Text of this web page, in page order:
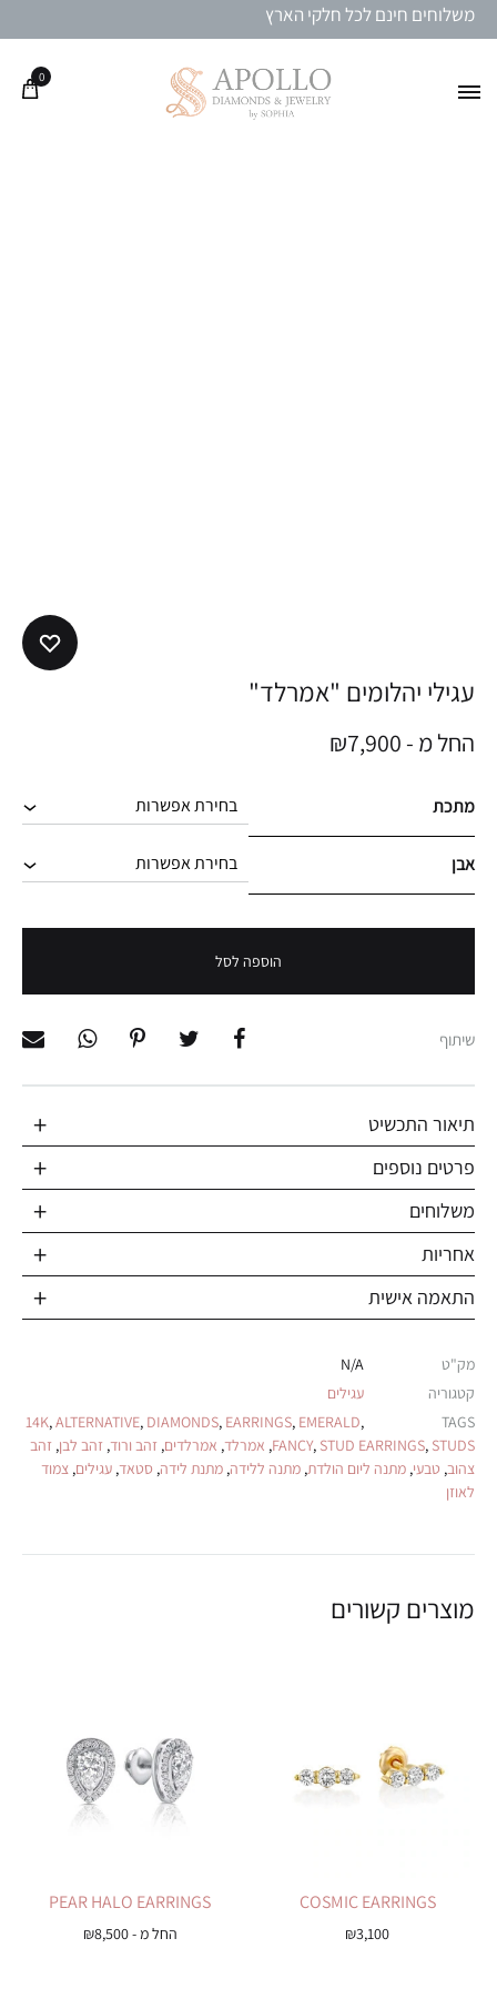
משלוחים חינם לכל חלקי הארץ
0
עגילי יהלומים "אמרלד"
החל מ - ₪7,900
מתכת
אבן
הוספה לסל
שיתוף
תיאור התכשיט
פרטים נוספים
משלוחים
אחריות
התאמה אישית
מק"ט
N/A
קטגוריה
עגילים
TAGS
14K,ALTERNATIVE, DIAMONDS, EARRINGS, EMERALD,
FANCY, STUD EARRINGS, STUDS
, אמרלד, אמרלדים, זהב ורוד, זהב לבן, זהב
צהוב, טבעי, מתנה ליום הולדת, מתנה ללידה, מתנת לידה, סטאד, עגילים, צמוד
לאוזן
מוצרים קשורים
COSMIC EARRINGS
₪3,100
PEAR HALO EARRINGS
החל מ - ₪8,500